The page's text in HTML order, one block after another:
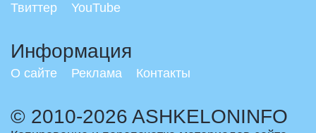
Твиттер
YouTube
Информация
О сайте Реклама Контакты
© 2010-2026 ASHKELONINFO